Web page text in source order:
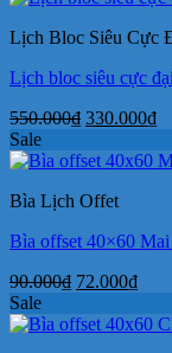
Lịch Bloc Siêu Cực
Lịch bloc siêu cực
550.000₫ Giá
là:
330.000₫Giá
tại
Sale
Bìa Lịch Offet
Bìa offset 40×60
90.000₫ Giá
là:
72.000₫Giá
tại
Sale